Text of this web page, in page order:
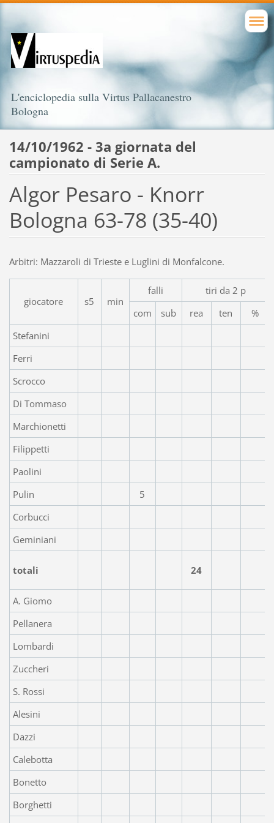
L'enciclopedia sulla Virtus Pallacanestro
Bologna
14/10/1962 - 3a giornata del
campionato di Serie A.
Algor Pesaro - Knorr
Bologna 63-78 (35-40)
Arbitri: Mazzaroli di Trieste e Luglini di Monfalcone.
giocatore s5 min
falli
tiri da 2 p
com
sub rea ten
%
Stefanini
Ferri
Scrocco
Di Tommaso
Marchionetti
Filippetti
Paolini
Pulin
5
Corbucci
Geminiani
totali 24
A. Giomo
Pellanera
Lombardi
Zuccheri
S. Rossi
Alesini
Dazzi
Calebotta
Bonetto
Borghetti